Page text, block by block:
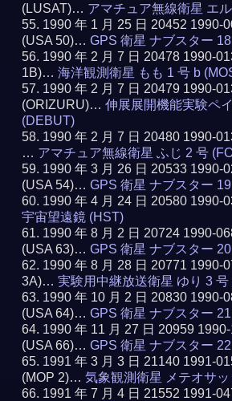
(LUSAT)… アマチュア無線衛星 エ
1990 年 1 月 25 日 20452 1990-
(USA 50)…GPS 衛星 ナブスター
1990 年 2 月 7 日 20478 1990-
1B)…海洋観測衛星 もも 1 号 b
1990 年 2 月 7 日 20479 1990-
(ORIZURU)…伸展展開機能実験ペ
(DEBUT)
1990 年 2 月 7 日 20480 1990-
… アマチュア無線衛星 ふじ 2 号
1990 年 3 月 26 日 20533 1990-
(USA 54)…GPS 衛星 ナブスター
1990 年 4 月 24 日 20580
宇宙望遠鏡 (HST)
1990 年 8 月 2 日 20724 1990-
(USA 63)…GPS 衛星 ナブスター
1990 年 8 月 28 日 20771 1990-
3A)…実験用中継放送衛星 ゆり 3 号
1990 年 10 月 2 日 20830 1990-
(USA 64)…GPS 衛星 ナブスター
1990 年 11 月 27 日 20959
(USA 66)…GPS 衛星 ナブスター
1991 年 3 月 3 日 21140 1991-
(MOP 2)…気象観測衛星 メテオサ
1991 年 7 月 4 日 21552 1991-